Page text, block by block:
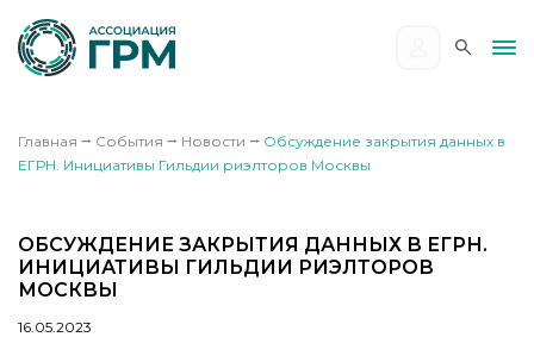
Главная ⭢ События ⭢ Новости ⭢ Обсуждение закрытия данных в
ЕГРН. Инициативы Гильдии риэлторов Москвы
ОБСУЖДЕНИЕ ЗАКРЫТИЯ ДАННЫХ В ЕГРН.
ИНИЦИАТИВЫ ГИЛЬДИИ РИЭЛТОРОВ
МОСКВЫ
16.05.2023